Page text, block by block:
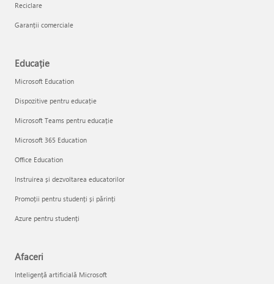
Reciclare
Garanții comerciale
Educație
Microsoft Education
Dispozitive pentru educație
Microsoft Teams pentru educație
Microsoft 365 Education
Office Education
Instruirea și dezvoltarea educatorilor
Promoții pentru studenți și părinți
Azure pentru studenți
Afaceri
Inteligență artificială Microsoft